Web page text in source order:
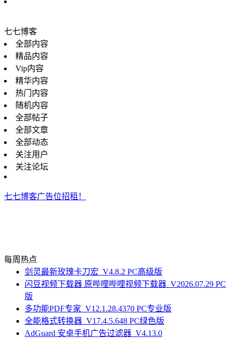
七七博客
全部内容
精品内容
Vip内容
精华内容
热门内容
随机内容
全部帖子
全部文章
全部动态
关注用户
关注论坛
七七博客广告位招租！
每周热点
剑灵最新玫瑰卡刀宏_V4.8.2 PC高级版
闪豆视频下载器 原哔哩哔哩视频下载器_V2026.07.29 PC
版
多功能PDF专家_V12.1.28.4370 PC专业版
全能格式转换器_V17.4.5.648 PC绿色版
AdGuard 安卓手机广告过滤器_V4.13.0